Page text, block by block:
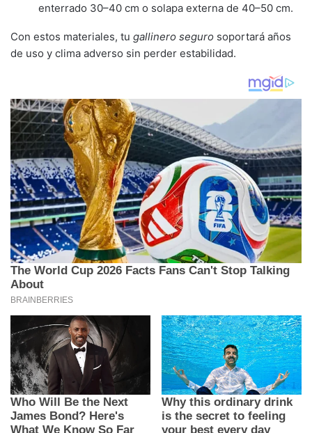
enterrado 30–40 cm o solapa externa de 40–50 cm.
Con estos materiales, tu gallinero seguro soportará años
de uso y clima adverso sin perder estabilidad.